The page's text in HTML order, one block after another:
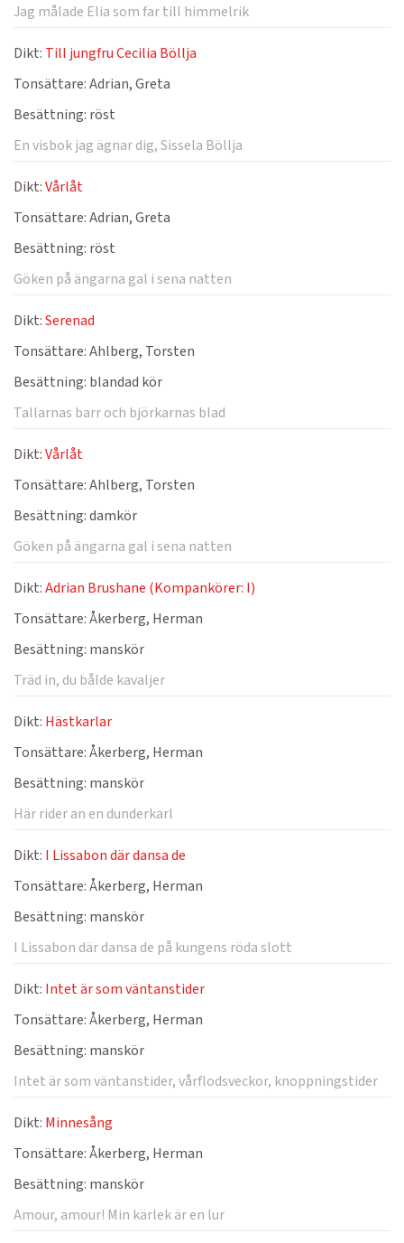
Jag målade Elia som far till himmelrik
Dikt: Till jungfru Cecilia Böllja
Tonsättare:Adrian, Greta
Besättning: röst
En visbok jag ägnar dig, Sissela Böllja
Dikt:Vårlåt
Tonsättare:Adrian, Greta
Besättning: röst
Göken på ängarna gal i sena natten
Dikt:Serenad
Tonsättare:Ahlberg, Torsten
Besättning: blandad kör
Tallarnas barr och björkarnas blad
Dikt:Vårlåt
Tonsättare:Ahlberg, Torsten
Besättning:damkör
Göken på ängarna gal i sena natten
Dikt:Adrian Brushane (Kompankörer: I)
Tonsättare:Åkerberg, Herman
Besättning: manskör
Träd in, du bålde kavaljer
Dikt: Hästkarlar
Tonsättare:Åkerberg, Herman
Besättning: manskör
Här rider an en dunderkarl
Dikt: I Lissabon där dansa de
Tonsättare:Åkerberg, Herman
Besättning: manskör
I Lissabon där dansa de på kungens röda slott
Dikt: Intet är som väntanstider
Tonsättare:Åkerberg, Herman
Besättning: manskör
Intet är som väntanstider, vårflodsveckor, knoppningstider
Dikt: Minnesång
Tonsättare:Åkerberg, Herman
Besättning: manskör
Amour, amour! Min kärlek är en lur